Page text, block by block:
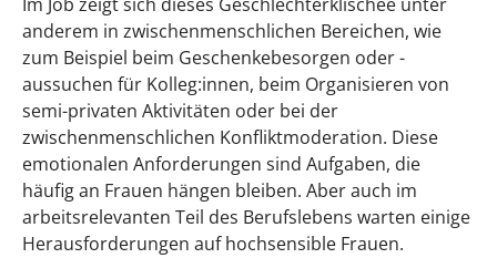
anderem in zwischenmenschlichen Bereichen, wie
zum Beispiel beim Geschenkebesorgen oder -
aussuchen für Kolleg:innen, beim Organisieren von
semi-privaten Aktivitäten oder bei der
zwischenmenschlichen Konfliktmoderation. Diese
emotionalen Anforderungen sind Aufgaben, die
häufig an Frauen hängen bleiben. Aber auch im
arbeitsrelevanten Teil des Berufslebens warten einige
Herausforderungen auf hochsensible Frauen.